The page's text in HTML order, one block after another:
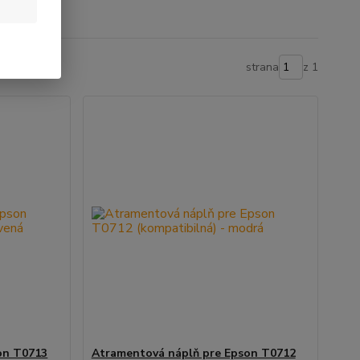
strana z 1
T0713 Atramentová náplň pre Epson T0712